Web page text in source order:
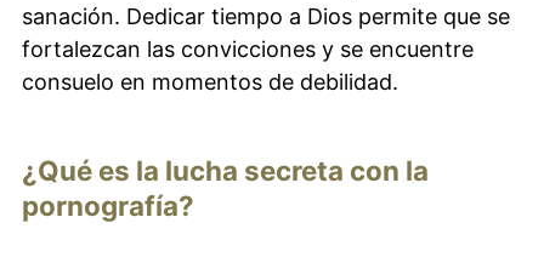
sanación. Dedicar tiempo a Dios permite que se
fortalezcan las convicciones y se encuentre
consuelo en momentos de debilidad.
¿Qué es la lucha secreta con la
pornografía?